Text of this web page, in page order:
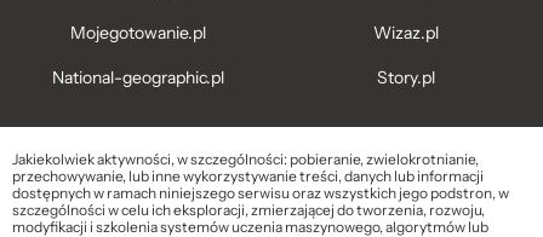
Mojegotowanie.pl
National-geographic.pl
Wizaz.pl
Story.pl
Jakiekolwiek aktywności, w szczególności: pobieranie, zwielokrotnianie,
przechowywanie, lub inne wykorzystywanie treści, danych lub informacji
dostępnych w ramach niniejszego serwisu oraz wszystkich jego podstron, w
szczególności w celu ich eksploracji, zmierzającej do tworzenia, rozwoju,
modyfikacji i szkolenia systemów uczenia maszynowego, algorytmów lub